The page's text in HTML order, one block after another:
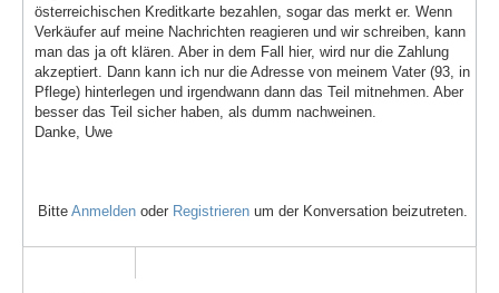
österreichischen Kreditkarte bezahlen, sogar das merkt er. Wenn
Verkäufer auf meine Nachrichten reagieren und wir schreiben, kann
man das ja oft klären. Aber in dem Fall hier, wird nur die Zahlung
akzeptiert. Dann kann ich nur die Adresse von meinem Vater (93, in
Pflege) hinterlegen und irgendwann dann das Teil mitnehmen. Aber
besser das Teil sicher haben, als dumm nachweinen.
Danke, Uwe
Bitte Anmelden oder Registrieren um der Konversation beizutreten.